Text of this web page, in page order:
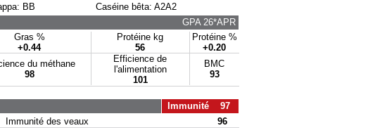
BB
Caséine bêta: A2A2
GPA 26*APR
Gras %
+0.44
Protéine kg
56
Protéine %
+0.20
du méthane
98
Efficience de
l'alimentation
101
BMC
93
Immunité 97
Immunité des veaux
96